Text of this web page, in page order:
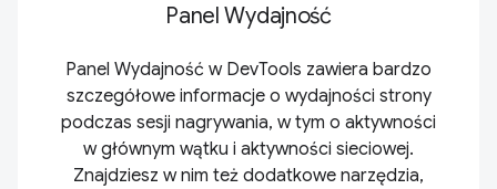
Panel Wydajność
Panel Wydajność w DevTools zawiera bardzo
szczegółowe informacje o wydajności strony
podczas sesji nagrywania, w tym o aktywności
w głównym wątku i aktywności sieciowej.
Znajdziesz w nim też dodatkowe narzędzia,